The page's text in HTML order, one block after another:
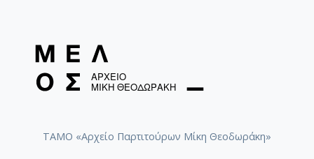
ΤΑΜΟ «Αρχείο Παρτιτούρων Μίκη Θεοδωράκη»